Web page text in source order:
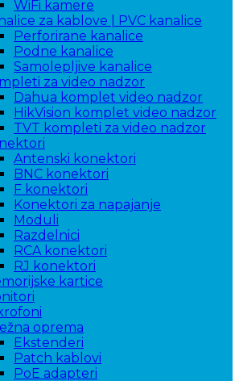
WiFi kamere
za kablove | PVC kanalice
Perforirane kanalice
Podne kanalice
Samolepljive kanalice
za video nadzor
Dahua komplet video nadzor
HikVision komplet video nadzor
TVT kompleti za video nadzor
Antenski konektori
BNC konektori
F konektori
Konektori za napajanje
Moduli
Razdelnici
RCA konektori
RJ konektori
kartice
oprema
Ekstenderi
Patch kablovi
PoE adapteri